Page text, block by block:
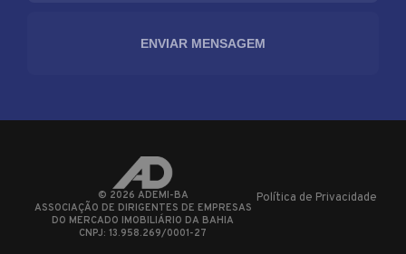
© 2026 ADEMI-BA
ASSOCIAÇÃO DE DIRIGENTES DE EMPRESAS
DO MERCADO IMOBILIÁRIO DA BAHIA
CNPJ: 13.958.269/0001-27
Política de Privacidade